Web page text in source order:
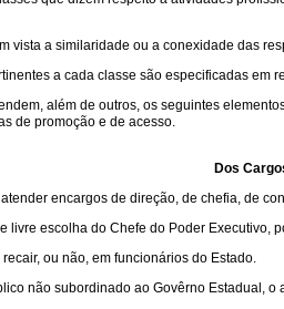
vista a similaridade ou a conexidade das
a cada classe são especificadas em
além de outros, os seguintes
de promoção e de acesso.
Dos
encargos de direção, de chefia, de
livre escolha do Chefe do Poder
ou não, em funcionários do Estado.
não subordinado ao Govêrno Estadual,